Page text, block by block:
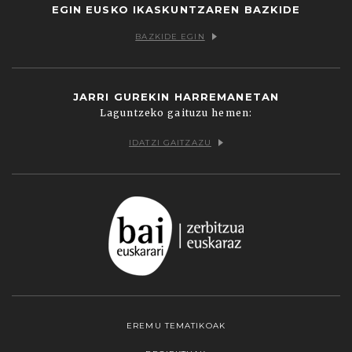
EGIN EUSKO IKASKUNTZAREN BAZKIDE
BAZKIDE EGIN
JARRI GUREKIN HARREMANETAN
Laguntzeko gaituzu hemen:
IDATZI GAITZAZU
EREMU TEMATIKOAK